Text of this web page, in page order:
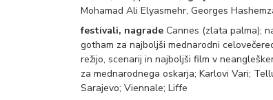
Mohamad Ali Elyasmehr, Georges
festivali, nagrade Cannes (zlata palma);
gotham za najboljši mednarodni
režijo, scenarij in najboljši film v
za mednarodnega oskarja; Karlovi Vari;
Sarajevo; Viennale; Liffe